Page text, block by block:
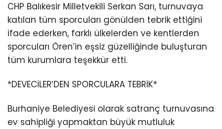
CHP Balıkesir Milletvekili Serkan Sarı, turnuvaya
katılan tüm sporcuları gönülden tebrik ettiğini
ifade ederken, farklı ülkelerden ve kentlerden
sporcuları Ören’in eşsiz güzelliğinde buluşturan
tüm kurumlara teşekkür etti.
*DEVECİLER’DEN SPORCULARA TEBRİK*
Burhaniye Belediyesi olarak satranç turnuvasına
ev sahipliği yapmaktan büyük mutluluk